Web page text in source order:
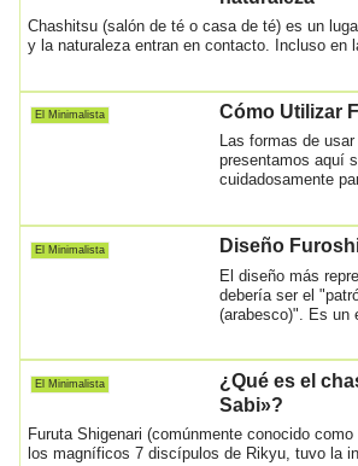
Chashitsu (salón de té o casa de té) es un
y la naturaleza entran en contacto. Incluso en
El Minimalista Cómo Utilizar
Las formas de
presentamos aquí
cuidadosamente
El Minimalista Diseño
El diseño más
debería ser el
(arabesco)". Es un
El Minimalista
¿Qué es el
Sabi»?
Furuta Shigenari (comúnmente conocido
los magníficos 7 discípulos de Rikyu, tuvo la